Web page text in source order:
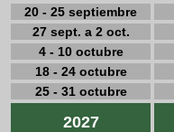
20 - 25 septiembre
27 sept. a 2 oct.
4 - 10 octubre
18 - 24 octubre
25 - 31 octubre
2027